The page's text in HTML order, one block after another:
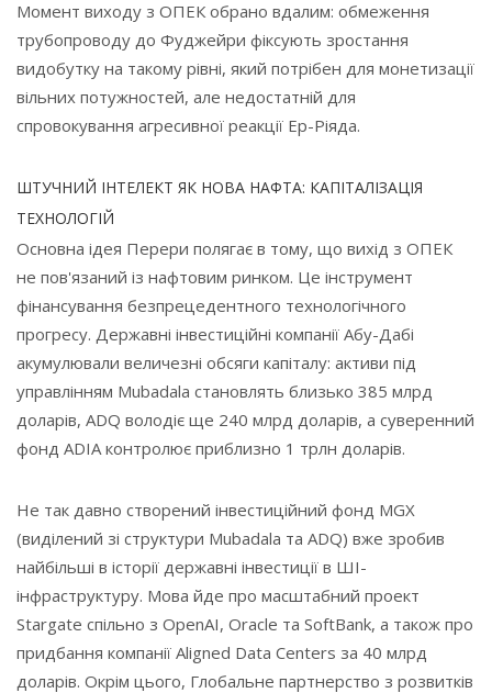
Момент виходу з ОПЕК обрано вдалим: обмеження
трубопроводу до Фуджейри фіксують зростання
видобутку на такому рівні, який потрібен для монетизації
вільних потужностей, але недостатній для
спровокування агресивної реакції Ер-Ріяда.
ШТУЧНИЙ ІНТЕЛЕКТ ЯК НОВА НАФТА: КАПІТАЛІЗАЦІЯ
ТЕХНОЛОГІЙ
Основна ідея Перери полягає в тому, що вихід з ОПЕК
не пов'язаний із нафтовим ринком. Це інструмент
фінансування безпрецедентного технологічного
прогресу. Державні інвестиційні компанії Абу-Дабі
акумулювали величезні обсяги капіталу: активи під
управлінням Mubadala становлять близько 385 млрд
доларів, ADQ володіє ще 240 млрд доларів, а суверенний
фонд ADIA контролює приблизно 1 трлн доларів.
Не так давно створений інвестиційний фонд MGX
(виділений зі структури Mubadala та ADQ) вже зробив
найбільші в історії державні інвестиції в ШІ-
інфраструктуру. Мова йде про масштабний проект
Stargate спільно з OpenAI, Oracle та SoftBank, а також про
придбання компанії Aligned Data Centers за 40 млрд
доларів. Окрім цього, Глобальне партнерство з розвитків